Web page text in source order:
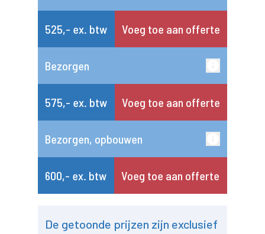
525,- ex. btw Voeg toe aan offerte
Bezorgen
575,- ex. btw Voeg toe aan offerte
Bezorgen, opbouwen
600,- ex. btw Voeg toe aan offerte
De getoonde prijzen zijn exclusief